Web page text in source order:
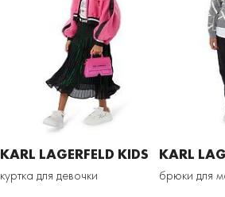
KARL LAGERFELD KIDS
куртка для девочки
KARL
брюки для